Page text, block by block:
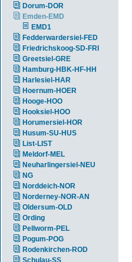
Dorum-DOR
Emden-EMD
EMD1
Fedderwardersiel-FED
Friedrichskoog-SD-FRI
Greetsiel-GRE
Hamburg-HBK-HF-HH
Harlesiel-HAR
Hoernum-HOER
Hooge-HOO
Hooksiel-HOO
Horumersiel-HOR
Husum-SU-HUS
List-LIST
Meldorf-MEL
Neuharlingersiel-NEU
NG
Norddeich-NOR
Norderney-NOR-AN
Oldersum-OLD
Ording
Pellworm-PEL
Pogum-POG
Rodenkirchen-ROD
Schulau-SS